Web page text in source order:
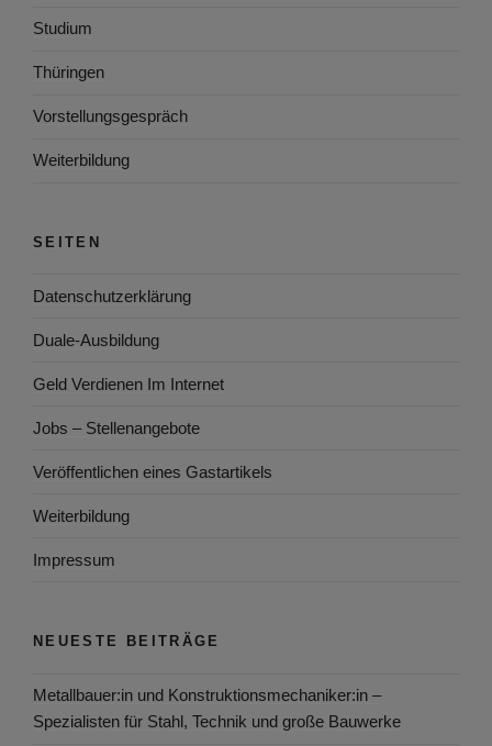
Studium
Thüringen
Vorstellungsgespräch
Weiterbildung
SEITEN
Datenschutzerklärung
Duale-Ausbildung
Geld Verdienen Im Internet
Jobs – Stellenangebote
Veröffentlichen eines Gastartikels
Weiterbildung
Impressum
NEUESTE BEITRÄGE
Metallbauer:in und Konstruktionsmechaniker:in –
Spezialisten für Stahl, Technik und große Bauwerke